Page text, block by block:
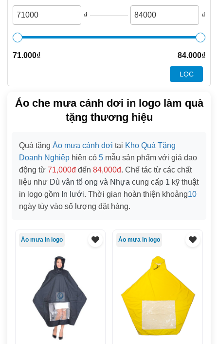
₫ ₫
71.000₫ 84.000₫
LỌC
Áo che mưa cánh dơi in logo làm quà
tặng thương hiệu
Quà tặng Áo mưa cánh dơi tại Kho Quà Tặng
Doanh Nghiệp hiện có 5 mẫu sản phẩm với giá dao
động từ 71,000đ đến 84,000đ. Chế tác từ các chất
liệu như Dù vân tổ ong và Nhựa cung cấp 1 kỹ thuật
in logo gồm In lưới. Thời gian hoàn thiện khoảng10
ngày tùy vào số lượng đặt hàng.
Áo mưa in logo Áo mưa in logo